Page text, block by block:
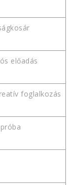
előadás
foglalkozás